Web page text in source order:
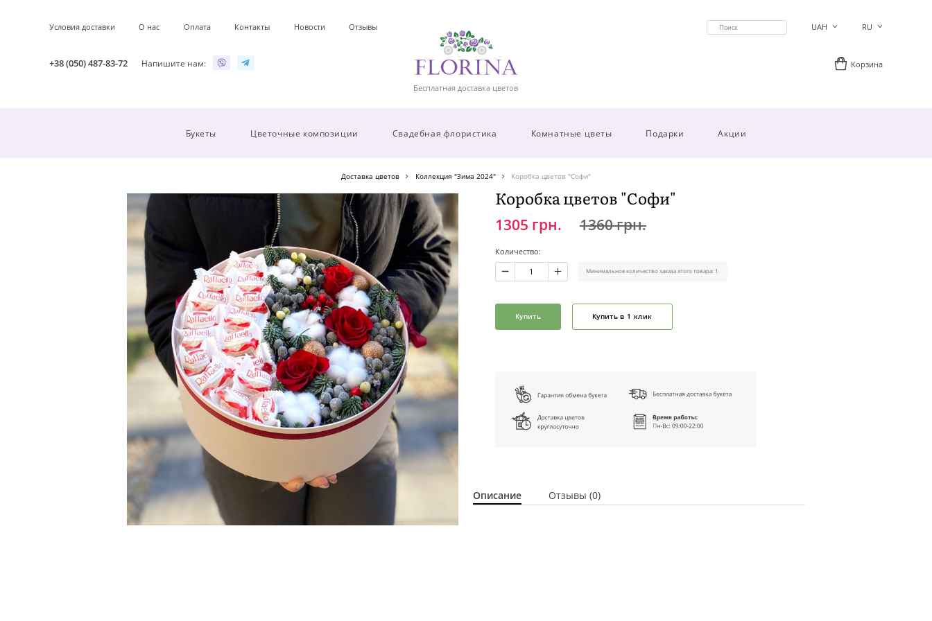
Условия доставки О нас Оплата Контакты Новости Отзывы
+38 (050) 487-83-72 Напишите нам:
Бесплатная доставка цветов
UAH RU
Корзина
Букеты Цветочные композиции Свадебная флористика Комнатные цветы Подарки Акции
Доставка цветов Коллекция "Зима 2024" Коробка цветов "Софи"
Коробка цветов "Софи"
1305 грн. 1360 грн.
Количество:
Минимальное количество заказа этого товара: 1
Купить Купить в 1 клик
Описание Отзывы (0)